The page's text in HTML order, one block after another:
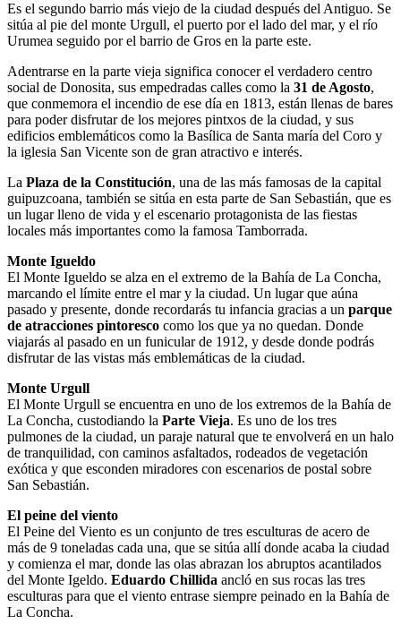
Es el segundo barrio más viejo de la ciudad después del Antiguo. Se
sitúa al pie del monte Urgull, el puerto por el lado del mar, y el río
Urumea seguido por el barrio de Gros en la parte este.
Adentrarse en la parte vieja significa conocer el verdadero centro
social de Donosita, sus empedradas calles como la 31 de Agosto,
que conmemora el incendio de ese día en 1813, están llenas de bares
para poder disfrutar de los mejores pintxos de la ciudad, y sus
edificios emblemáticos como la Basílica de Santa maría del Coro y
la iglesia San Vicente son de gran atractivo e interés.
La Plaza de la Constitución, una de las más famosas de la capital
guipuzcoana, también se sitúa en esta parte de San Sebastián, que es
un lugar lleno de vida y el escenario protagonista de las fiestas
locales más importantes como la famosa Tamborrada.
Monte Igueldo
El Monte Igueldo se alza en el extremo de la Bahía de La Concha,
marcando el límite entre el mar y la ciudad. Un lugar que aúna
pasado y presente, donde recordarás tu infancia gracias a un parque
de atracciones pintoresco como los que ya no quedan. Donde
viajarás al pasado en un funicular de 1912, y desde donde podrás
disfrutar de las vistas más emblemáticas de la ciudad.
Monte Urgull
El Monte Urgull se encuentra en uno de los extremos de la Bahía de
La Concha, custodiando la Parte Vieja. Es uno de los tres
pulmones de la ciudad, un paraje natural que te envolverá en un halo
de tranquilidad, con caminos asfaltados, rodeados de vegetación
exótica y que esconden miradores con escenarios de postal sobre
San Sebastián.
El peine del viento
El Peine del Viento es un conjunto de tres esculturas de acero de
más de 9 toneladas cada una, que se sitúa allí donde acaba la ciudad
y comienza el mar, donde las olas abrazan los abruptos acantilados
del Monte Igeldo. Eduardo Chillida ancló en sus rocas las tres
esculturas para que el viento entrase siempre peinado en la Bahía de
La Concha.